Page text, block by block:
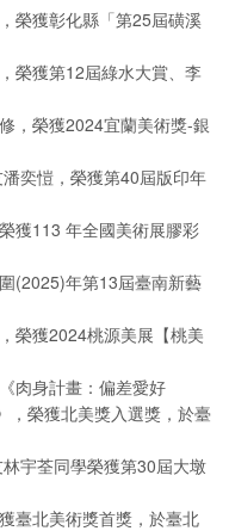
榮獲彰化縣「第25屆磺溪
榮獲第12屆綠水大賞、李
，榮獲2024宜蘭美術獎-銀
奕愷，榮獲第40屆版印年
獲113 年全國美術展膠彩
(2025)年第13屆臺南新藝
榮獲2024桃源美展【桃美
肉身計畫：偏差愛好
，榮獲北美獎入選獎，於臺
宇荃同學榮獲第30屆大墩
臺北美術獎首獎，於臺北